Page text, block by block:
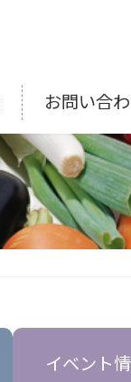
お問い合
イベント